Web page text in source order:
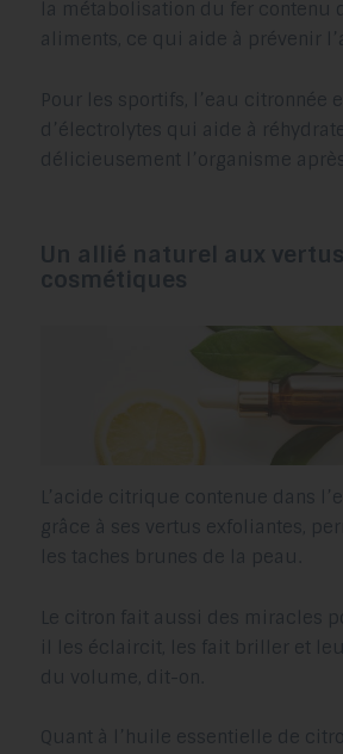
la métabolisation du fer contenu
aliments, ce qui aide à prévenir
Pour les sportifs, l’eau citronnée
d’électrolytes qui aide à
délicieusement l’organisme
Un allié naturel aux vertus
cosmétiques
L’acide citrique contenue dans
grâce à ses vertus exfoliantes,
les taches brunes de la peau.
Le citron fait aussi des miracles
il les éclaircit, les fait briller et
du volume, dit-on.
Quant à l’huile essentielle de